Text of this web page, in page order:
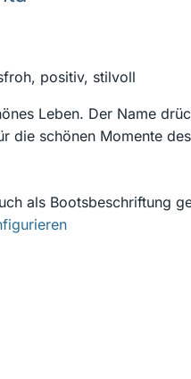
positiv, stilvoll
Leben. Der Name
die schönen Momente
als Bootsbeschriftung